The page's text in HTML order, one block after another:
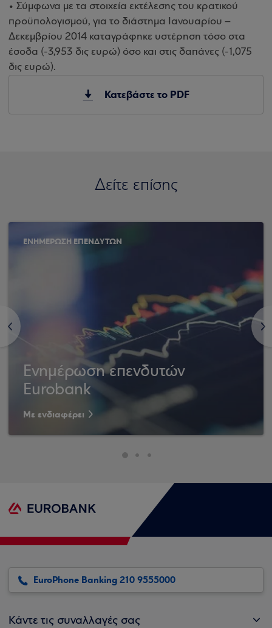
• Σύμφωνα με τα στοιχεία εκτέλεσης του κρατικού
προϋπολογισμού, για το διάστημα Ιανουαρίου –
Δεκεμβρίου 2014 καταγράφηκε υστέρηση τόσο στα
έσοδα (-3,953 δις ευρώ) όσο και στις δαπάνες (-1,075
δις ευρώ).
Κατεβάστε το PDF
Δείτε επίσης
<
ΕΝΗΜΕΡΩΣΗ ΕΠΕΝΔΥΤΩΝ
Ενημέρωση επενδυτών
Eurobank
Με ενδιαφέρει
>
EuroPhone Banking 210 9555000
Κάντε τις συναλλαγές σας